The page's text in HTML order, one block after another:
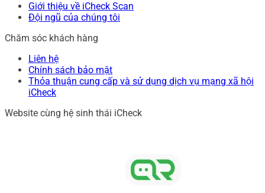
Giới thiệu về iCheck Scan
Đội ngũ của chúng tôi
Chăm sóc khách hàng
Liên hệ
Chính sách bảo mật
Thỏa thuận cung cấp và sử dụng dịch vụ mạng xã hội
iCheck
Website cùng hệ sinh thái iCheck